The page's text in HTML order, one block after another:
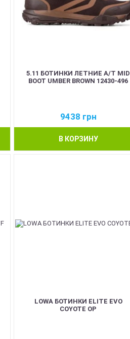
5.11 БОТИНКИ ЛЕТНИЕ A/T MID
BOOT UMBER BROWN 12430-496
9438 грн
В КОРЗИНУ
LOWA БОТИНКИ ELITE EVO
COYOTE OP